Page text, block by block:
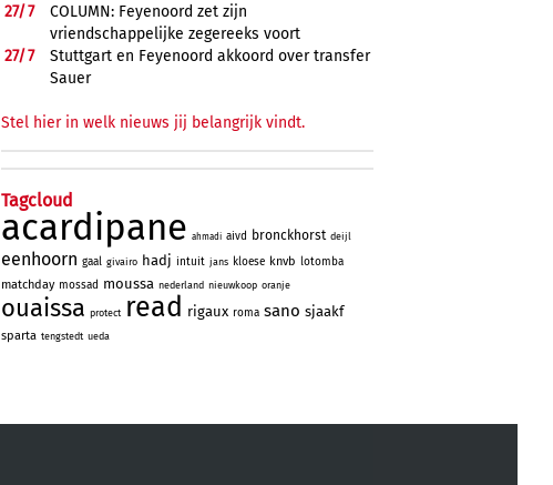
27/7
COLUMN: Feyenoord zet zijn
vriendschappelijke zegereeks voort
27/7
Stuttgart en Feyenoord akkoord over transfer
Sauer
Stel hier in welk nieuws jij belangrijk vindt.
Tagcloud
acardipane ahmadi aivd bronckhorst deijl
eenhoorn gaal givairo hadj intuit jans kloese knvb lotomba
matchday mossad moussa nederland nieuwkoop oranje
ouaissa protect read rigaux roma sano sjaakf
sparta tengstedt ueda